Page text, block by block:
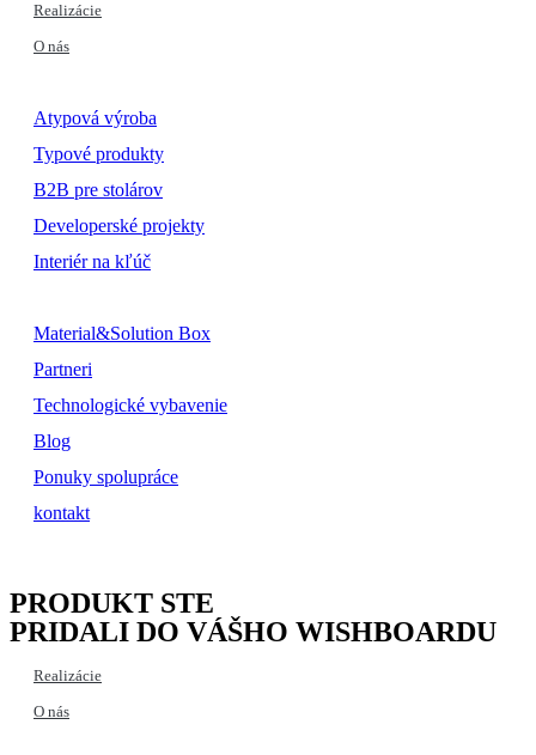
Realizácie
O nás
Atypová výroba
Typové produkty
B2B pre stolárov
Developerské projekty
Interiér na kľúč
Material&Solution Box
Partneri
Technologické vybavenie
Blog
Ponuky spolupráce
kontakt
PRODUKT STE
PRIDALI DO VÁŠHO WISHBOARDU
Realizácie
O nás